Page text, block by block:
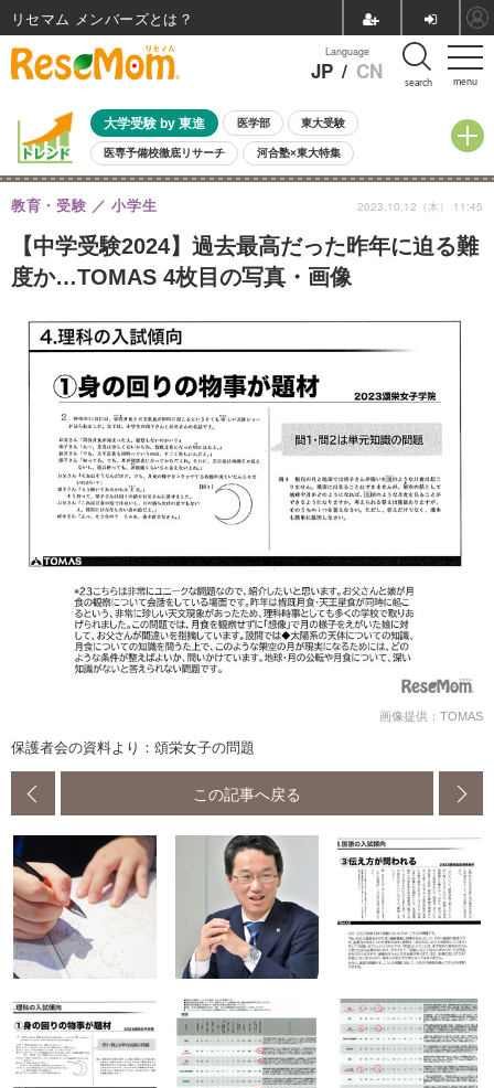
menu
Language
JP / CN search
大学受験 by 東進 医学部 東大受験
医専予備校徹底リサーチ 河合塾×東大特集
親子で考える大学選び 高校受験 中学受験 小学校受験
共通テスト 夏休み
8月開催イベント・WS 全国公立高校 過去問 人気記事
自由研究教材（小学生向け） 自由研究教材（中学生向け）
【中学受験2024】過去最高だった昨年に迫る難
度か…TOMAS 4枚目の写真・画像
教育・受験 小学生 2023.10.12（木） 11:45
画像提供：TOMAS
保護者会の資料より：頌栄女子の問題
この記事へ戻る
リセマム メンバーズ